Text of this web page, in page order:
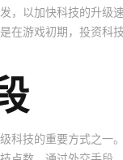
，以加快科技的升级
在游戏初期，投资科
科技的重要方式之一